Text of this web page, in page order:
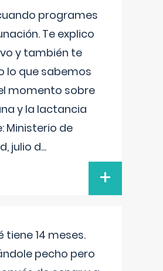
programes
Te explico
y también te
lo que sabemos
momento sobre
y la lactancia
Ministerio de
julio d...
+
tiene 14 meses.
pecho pero